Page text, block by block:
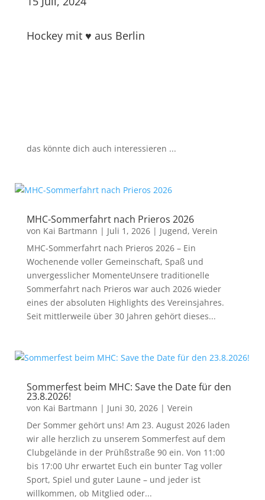
Hockey mit ♥ aus Berlin
das könnte dich auch interessieren ...
MHC-Sommerfahrt nach Prieros 2026
von Kai Bartmann | Juli 1, 2026| Jugend, Verein
MHC-Sommerfahrt nach Prieros 2026 – Ein
Wochenende voller Gemeinschaft, Spaß und
unvergesslicher MomenteUnsere traditionelle
Sommerfahrt nach Prieros war auch 2026 wieder
eines der absoluten Highlights des Vereinsjahres.
Seit mittlerweile über 30 Jahren gehört dieses...
Sommerfest beim MHC: Save the Date für den
23.8.2026!
von Kai Bartmann | Juni 30, 2026| Verein
Der Sommer gehört uns! Am 23. August 2026 laden
wir alle herzlich zu unserem Sommerfest auf dem
Clubgelände in der Prühßstraße 90 ein. Von 11:00
bis 17:00 Uhr erwartet Euch ein bunter Tag voller
Sport, Spiel und guter Laune – und jeder ist
willkommen, ob Mitglied oder...